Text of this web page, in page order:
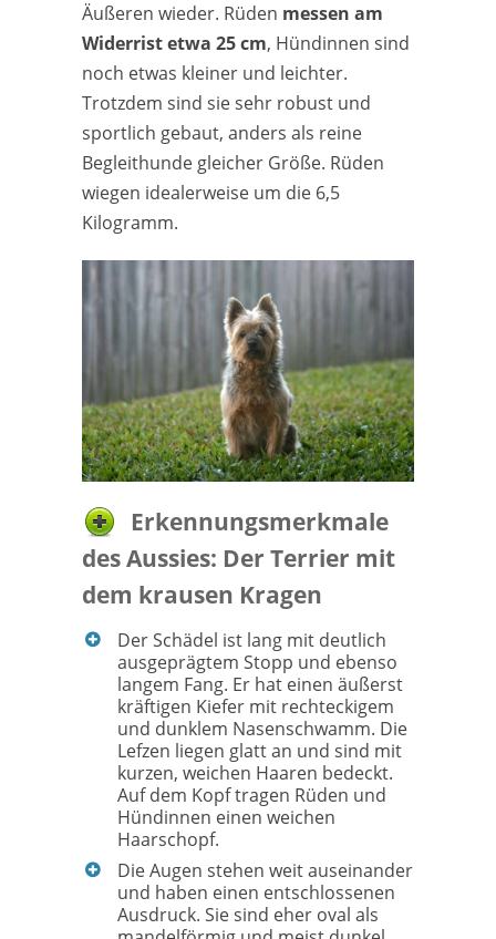
Äußeren wieder. Rüden messen am
Widerrist etwa 25 cm, Hündinnen sind
noch etwas kleiner und leichter.
Trotzdem sind sie sehr robust und
sportlich gebaut, anders als reine
Begleithunde gleicher Größe. Rüden
wiegen idealerweise um die 6,5
Kilogramm.
Erkennungsmerkmale
des Aussies: Der Terrier mit
dem krausen Kragen
Der Schädel ist lang mit deutlich
ausgeprägtem Stopp und ebenso
langem Fang. Er hat einen äußerst
kräftigen Kiefer mit rechteckigem
und dunklem Nasenschwamm. Die
Lefzen liegen glatt an und sind mit
kurzen, weichen Haaren bedeckt.
Auf dem Kopf tragen Rüden und
Hündinnen einen weichen
Haarschopf.
Die Augen stehen weit auseinander
und haben einen entschlossenen
Ausdruck. Sie sind eher oval als